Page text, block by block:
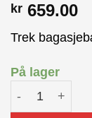
kr 659.00
Trek
På lager